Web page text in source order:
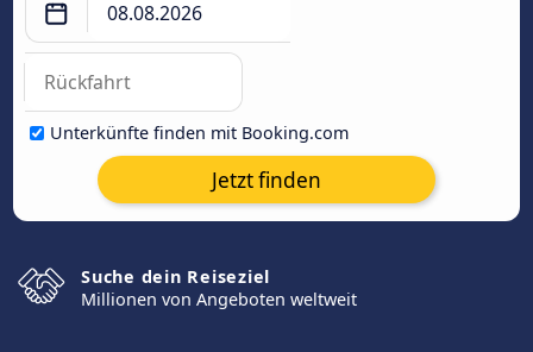
Unterkünfte finden mit Booking.com
Jetzt finden
Suche dein Reiseziel
Millionen von Angeboten weltweit